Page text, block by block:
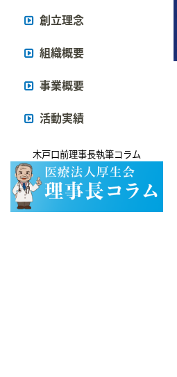
創立理念
組織概要
事業概要
活動実績
木戸口前理事長執筆コラム